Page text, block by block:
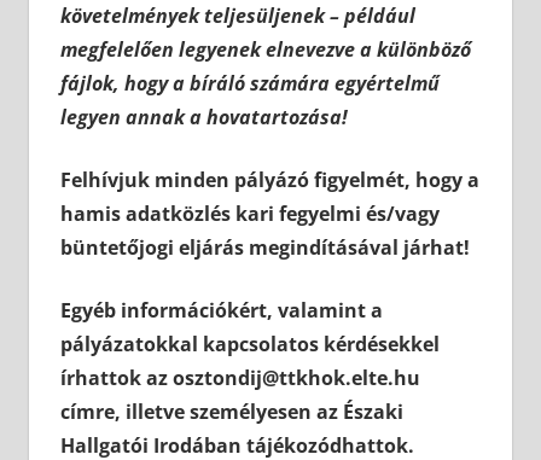
követelmények teljesüljenek – például
megfelelően legyenek elnevezve a különböző
fájlok, hogy a bíráló számára egyértelmű
legyen annak a hovatartozása!
Felhívjuk minden pályázó figyelmét, hogy a
hamis adatközlés kari fegyelmi és/vagy
büntetőjogi eljárás megindításával járhat!
Egyéb információkért, valamint a
pályázatokkal kapcsolatos kérdésekkel
írhattok az osztondij@ttkhok.elte.hu
címre, illetve személyesen az Északi
Hallgatói Irodában tájékozódhattok.